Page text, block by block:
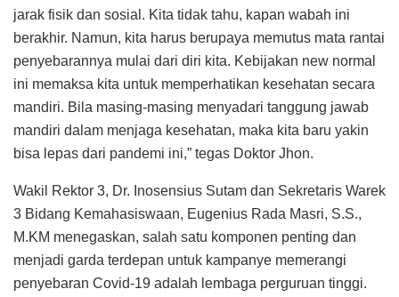
jarak fisik dan sosial. Kita tidak tahu, kapan wabah ini
berakhir. Namun, kita harus berupaya memutus mata rantai
penyebarannya mulai dari diri kita. Kebijakan new normal
ini memaksa kita untuk memperhatikan kesehatan secara
mandiri. Bila masing-masing menyadari tanggung jawab
mandiri dalam menjaga kesehatan, maka kita baru yakin
bisa lepas dari pandemi ini,” tegas Doktor Jhon.
Wakil Rektor 3, Dr. Inosensius Sutam dan Sekretaris Warek
3 Bidang Kemahasiswaan, Eugenius Rada Masri, S.S.,
M.KM menegaskan, salah satu komponen penting dan
menjadi garda terdepan untuk kampanye memerangi
penyebaran Covid-19 adalah lembaga perguruan tinggi.